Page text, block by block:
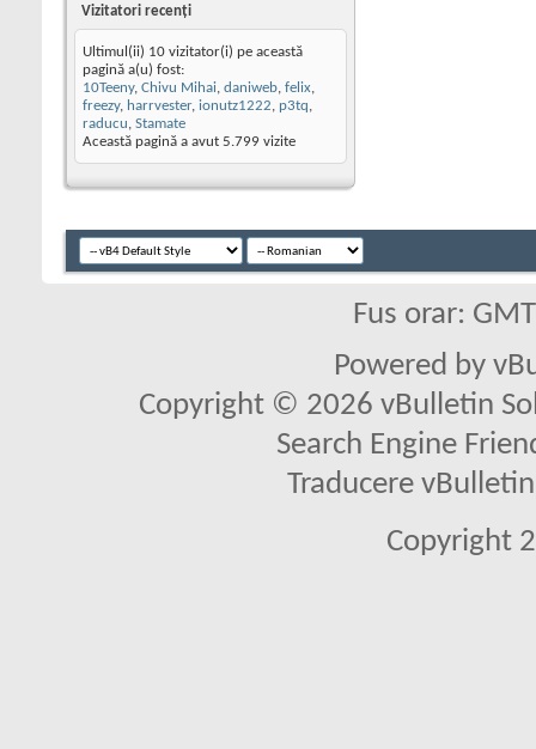
Vizitatori recenţi
Ultimul(ii) 10 vizitator(i) pe această
pagină a(u) fost:
10Teeny, Chivu Mihai, daniweb, felix,
freezy, harrvester, ionutz1222, p3tq,
raducu, Stamate
Această pagină a avut 5.799 vizite
Fus orar:
Powered by
Copyright © 2026 vBulletin
Search Engine
Traducere
Copyright